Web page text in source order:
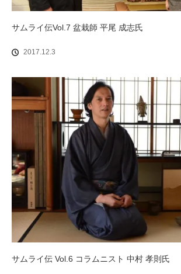
サムライ伝Vol.7 盆栽師 平尾 成志氏
2017.12.3
サムライ伝 Vol.6 コラムニスト 中村 孝則氏